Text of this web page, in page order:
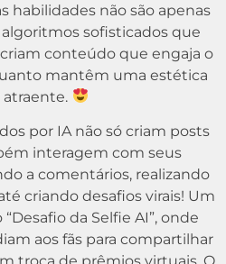
habilidades não são apenas
sofisticados que
conteúdo que engaja o
mantêm uma estética
atraente.
por IA não só criam posts
interagem com seus
a comentários, realizando
criando desafios virais! Um
da Selfie AI”, onde
aos fãs para compartilhar